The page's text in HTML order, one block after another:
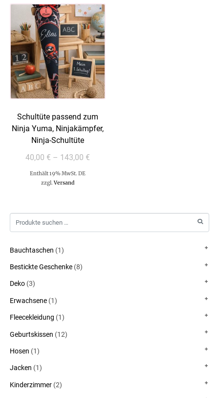
Schultüte passend zum
Ninja Yuma, Ninjakämpfer,
Ninja-Schultüte
40,00 € – 143,00 €
Enthält 19% MwSt. DE
zzgl.Versand
Bauchtaschen (1)
Bestickte Geschenke (8)
Deko (3)
Erwachsene (1)
Fleecekleidung (1)
Geburtskissen (12)
Hosen (1)
Jacken (1)
Kinderzimmer (2)